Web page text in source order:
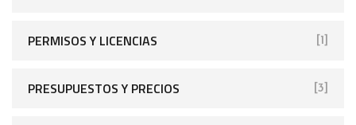
PERMISOS Y LICENCIAS [1]
PRESUPUESTOS Y PRECIOS [3]